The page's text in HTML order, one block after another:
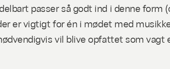
passer så godt ind i denne form
er vigtigt for én i mødet med
vil blive opfattet som vagt